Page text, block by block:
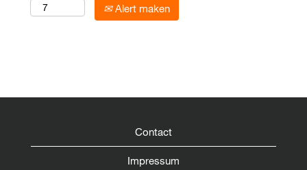
Alert maken
Contact
Impressum